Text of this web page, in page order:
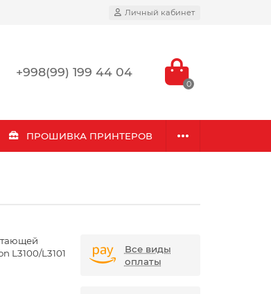
Личный кабинет
+998(99) 199 44 04
0
ПРОШИВКА ПРИНТЕРОВ
L3100/L3101
Все виды
оплаты